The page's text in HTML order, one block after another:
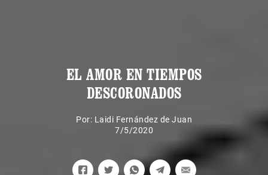
EL AMOR EN TIEMPOS
DESCORONADOS
Por: Laidi Fernández de Juan
7/5/2020